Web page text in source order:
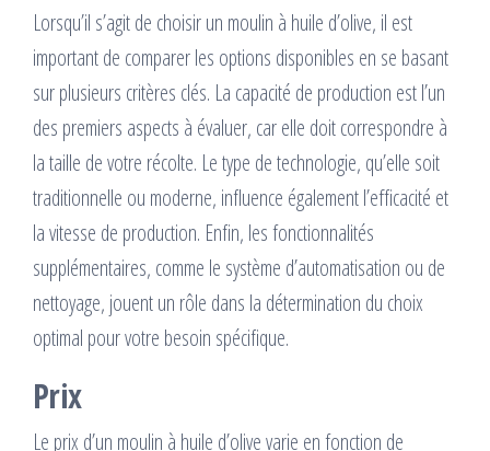
Lorsqu’il s’agit de choisir un moulin à huile d’olive, il est
important de comparer les options disponibles en se basant
sur plusieurs critères clés. La capacité de production est l’un
des premiers aspects à évaluer, car elle doit correspondre à
la taille de votre récolte. Le type de technologie, qu’elle soit
traditionnelle ou moderne, influence également l’efficacité et
la vitesse de production. Enfin, les fonctionnalités
supplémentaires, comme le système d’automatisation ou de
nettoyage, jouent un rôle dans la détermination du choix
optimal pour votre besoin spécifique.
Prix
Le prix d’un moulin à huile d’olive varie en fonction de